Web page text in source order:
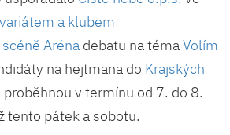
a klubem
Aréna debatu na témaVolím
na hejtmana do Krajských
proběhnou v termínu od 7. do 8.
tento pátek a sobotu.